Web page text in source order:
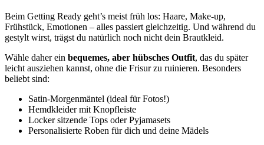
Beim Getting Ready geht’s meist früh los: Haare, Make-up,
Frühstück, Emotionen – alles passiert gleichzeitig. Und während du
gestylt wirst, trägst du natürlich noch nicht dein Brautkleid.
Wähle daher ein bequemes, aber hübsches Outfit, das du später
leicht ausziehen kannst, ohne die Frisur zu ruinieren. Besonders
beliebt sind:
Satin-Morgenmäntel (ideal für Fotos!)
Hemdkleider mit Knopfleiste
Locker sitzende Tops oder Pyjamasets
Personalisierte Roben für dich und deine Mädels